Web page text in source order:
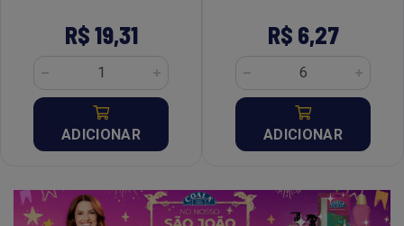
R$ 19,31
ADICIONAR
R$ 6,27
ADICIONAR